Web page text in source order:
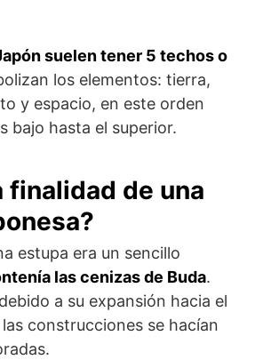
suelen tener 5 techos o
los elementos: tierra,
y espacio, en este orden
bajo hasta el superior.
finalidad de una
estupa era un sencillo
las cenizas de Buda.
a su expansión hacia el
construcciones se hacían